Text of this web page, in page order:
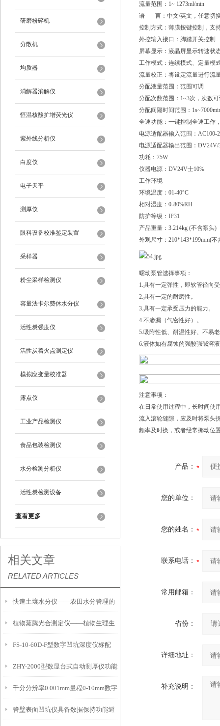
研磨粉碎机
分散机
均质器
消解器消解仪
恒温核酸扩增荧光仪
紫外线分析仪
白度仪
电子天平
测厚仪
眼科设备校准鉴定装置
采样器
粉尘采样检测仪
容量法卡尔费休水分仪
活性炭强度仪
活性炭着火点测定仪
模拟应变量校准器
露点仪
工业产品检测仪
食品包装检测仪
水分检测分析仪
活性炭检测设备
查看更多
相关文章
RELATED ARTICLES
快速土壤水分仪——农田水分管理的
便携式检测工具
植物蒸腾光合测定仪——植物生理生
态的实时监测设备
FS-10-60D-F型数字凹坑深度仪标配
IP54级表头分辨率0.01mm量程
10mm！
ZHY-2000型数显台式自动测厚仪功能
特点
千分分辨率0.001mm量程0-10mm数字
埋头度仪技术参数！
管壁表面凹坑仪具备数据保持功能避
流量范围：1~ 1273ml/min
语 言：中文/英文，任意切
控制方式：薄膜按键控制，支
外控输入接口：脚踏开关控制
屏幕显示：液晶屏显示转速状
工作模式：连续模式、定量模
流量校正：将设定流量进行流
分配液量范围：范围可调
分配次数范围：1~3次，次数
分配间隔时间范围：
全速功能：一键控制全速工作
电源适配器输入范围：AC100-
电源适配器输出范围：DV24V/
功耗：75W
仪器电源：DV24V士10%
工作环境
环境温度：01-40°C
相对湿度：0-80%RH
防护等级：IP31
产品重量：3.214kg (不含泵头)
外观尺寸：210*143*199mm(不
蠕动泵管选择事项：
1.具有一定弹性，即软管径向
2.具有一定的耐磨性。
3.具有一定承受压力的能力。
4.不渗漏（气密性好）。
5.吸附性低、耐温性好、不易
6.液体如有腐蚀的强酸强碱溶
注意事项：
在日常使用过程中，长时间使
流入滚轮缝隙，应及时将泵头
频率及时换，或者经常挪动位
产品：
您的单位：
您的姓名：
联系电话：
常用邮箱：
省份：
详细地址：
补充说明：